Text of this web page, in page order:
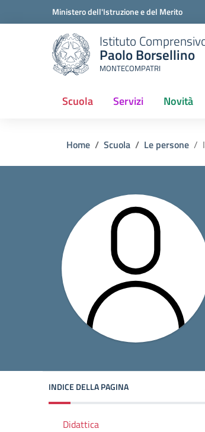
Ministero dell'Istruzione e del Merito
Istituto
Paolo Borsellino
MONTECOMPATRI
Scuola Servizi Novità
Home Scuola Le persone
INDICE DELLA PAGINA
Didattica